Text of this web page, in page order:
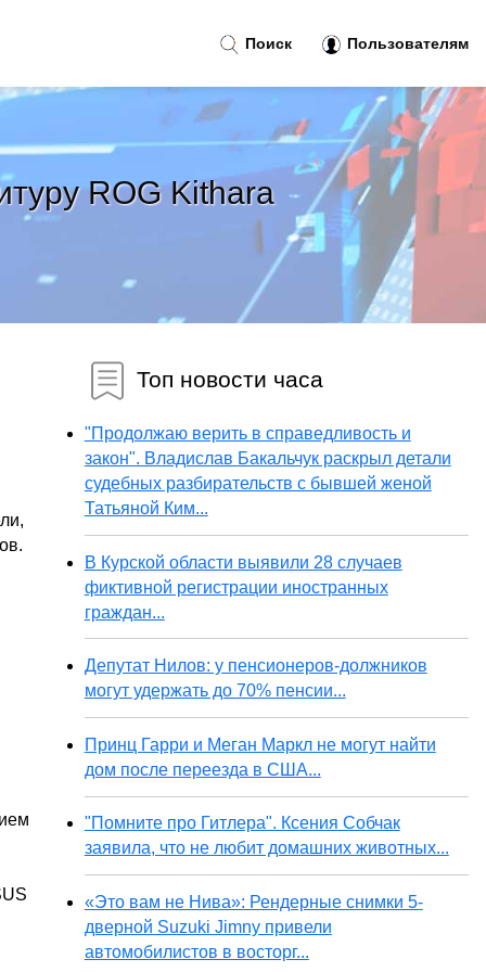
ROG Kithara
Топ новости часа
"Продолжаю верить в справедливость и
закон". Владислав Бакальчук раскрыл детали
судебных разбирательств с бывшей женой
Татьяной Ким...
В Курской области выявили 28 случаев
фиктивной регистрации иностранных
граждан...
Депутат Нилов: у пенсионеров-должников
могут удержать до 70% пенсии...
Принц Гарри и Меган Маркл не могут найти
дом после переезда в США...
"Помните про Гитлера". Ксения Собчак
заявила, что не любит домашних животных...
«Это вам не Нива»: Рендерные снимки 5-
дверной Suzuki Jimny привели
автомобилистов в восторг...
Поиск Пользователям